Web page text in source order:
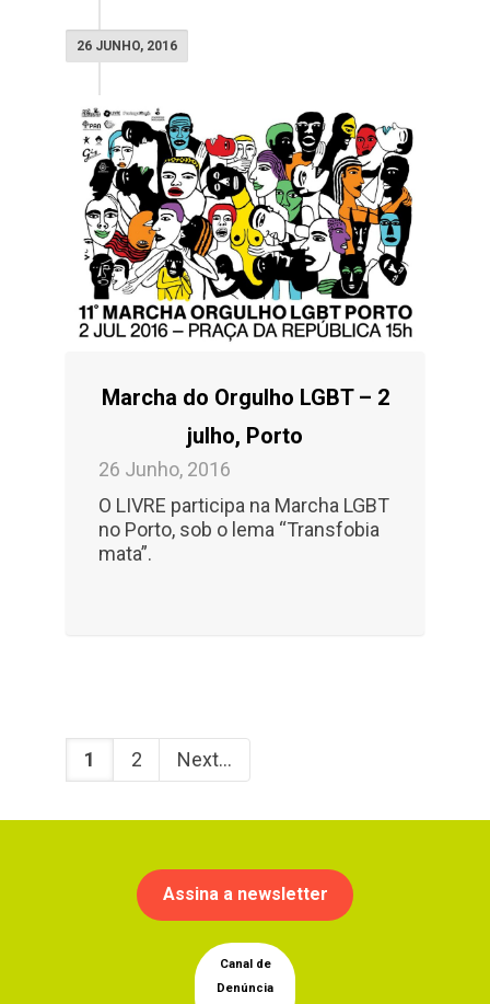
26 JUNHO, 2016
Marcha do Orgulho LGBT – 2
julho, Porto
26 Junho, 2016
O LIVRE participa na Marcha LGBT
no Porto, sob o lema “Transfobia
mata”.
1 2 Next
Assina a newsletter
Canal de
Denúncia